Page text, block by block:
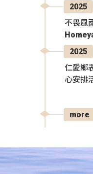
2025
不畏風
2025
仁愛鄉
心安排
more